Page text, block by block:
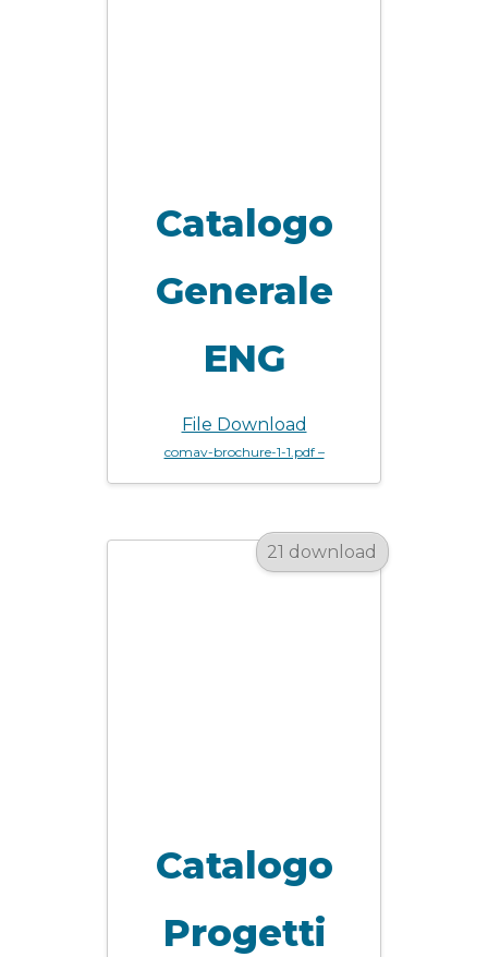
Catalogo
Generale
ENG
File Download
comav-brochure-1-1.pdf –
21 download
Catalogo
Progetti